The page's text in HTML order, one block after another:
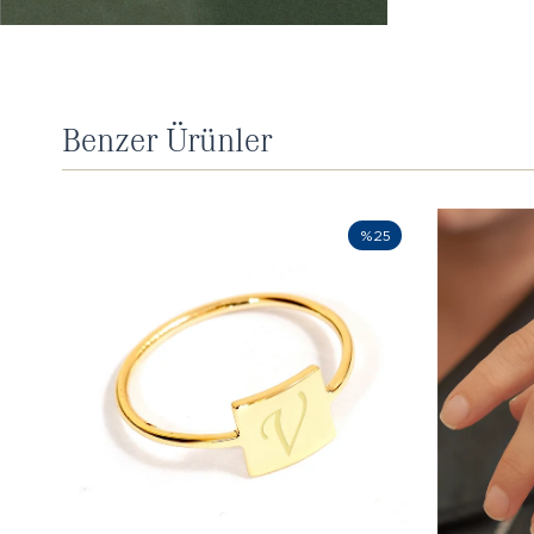
Benzer Ürünler
%25